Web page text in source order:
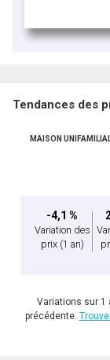
Tendances des
MAISON
-4,1 %
Variation des
prix (1 an)
Variations sur 1
précédente.